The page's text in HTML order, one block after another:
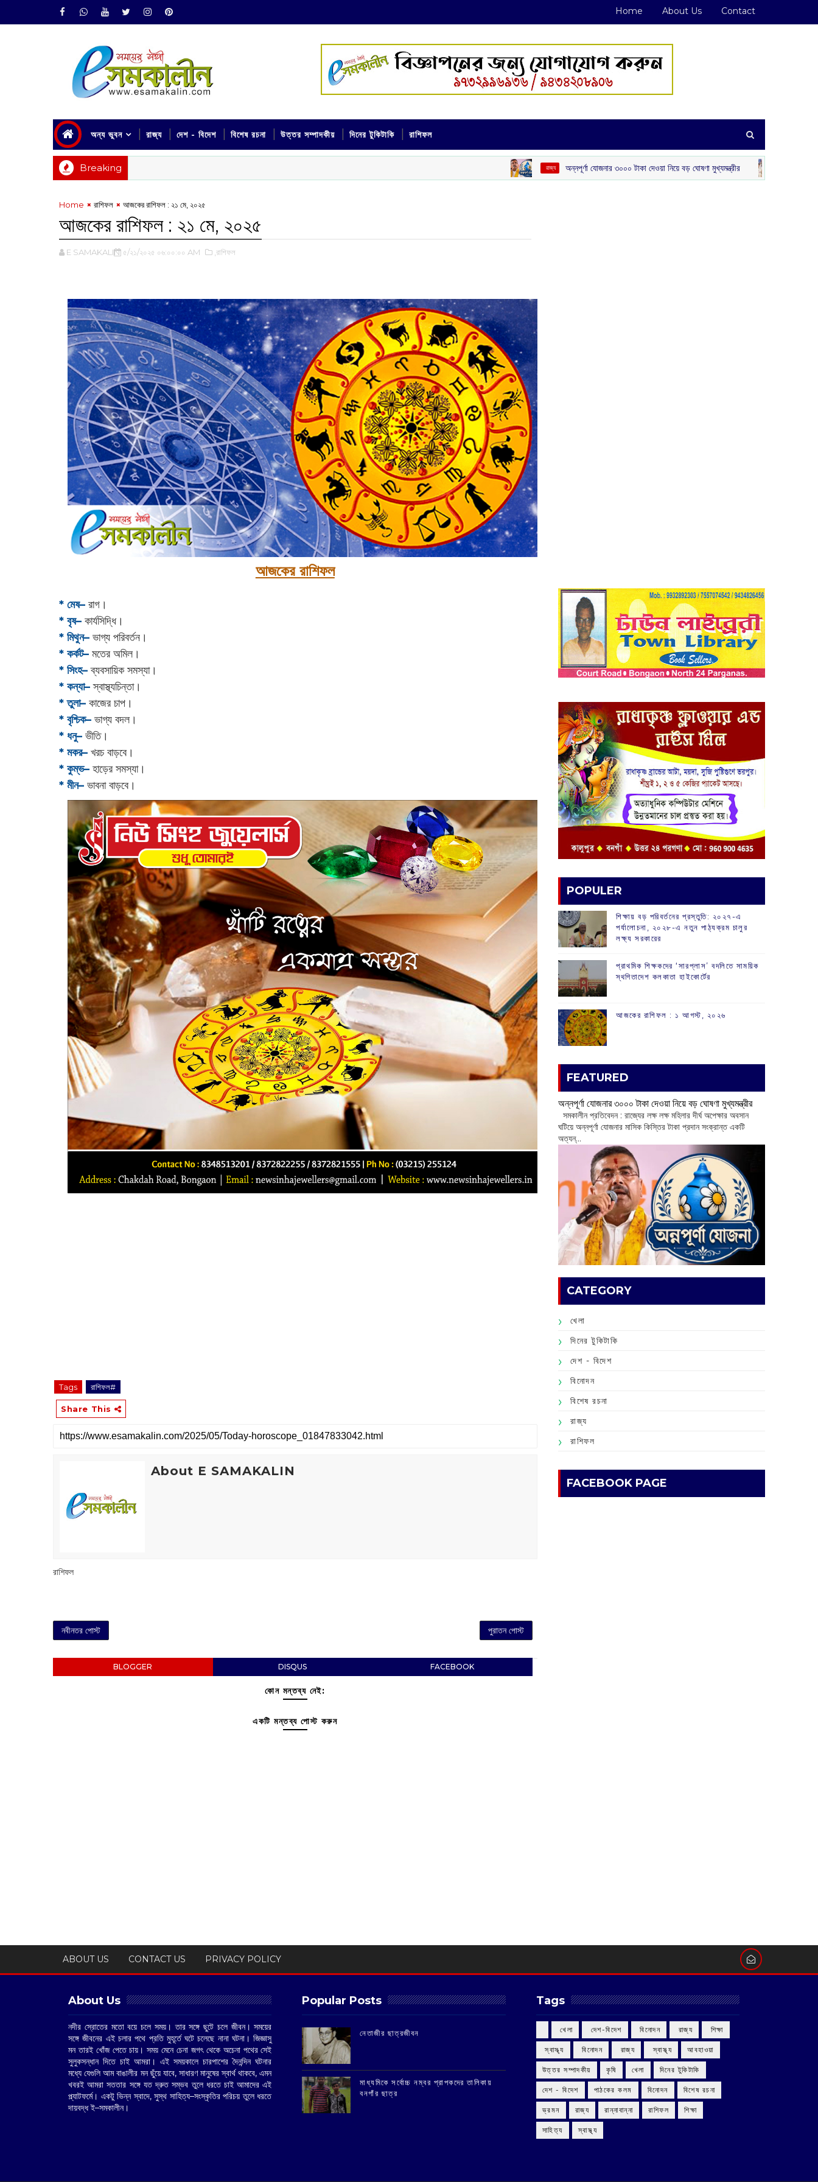
Home About Us Contact
অন্য ভুবন রাজ্য দেশ - বিদেশ বিশেষ রচনা উত্তর সম্পাদকীয় দিনের টুকিটাকি রাশিফল
Breaking ‌ রাজ্য অন্নপূর্ণা যোজনার ৩০০০ টাকা দেওয়া নিয়ে বড় ঘোষণা মুখ্যমন্ত্রীর খেলা
Home রাশিফল আজকের রাশিফল : ২১ মে, ২০২৫
আজকের রাশিফল : ২১ মে, ২০২৫
E SAMAKALIN ৫/২১/২০২৫ ০৬:০০:০০ AM ,রাশিফল
আজকের রাশিফল
* মেষ– রাগ।
* বৃষ– কার্যসিদ্ধি।
* মিথুন– ভাগ্য পরিবর্তন।
* কর্কট– মতের অমিল।
* সিংহ–ব্যবসায়িক সমস্যা।
* কন্যা–স্বাস্থ্যচিন্তা।
* তুলা– কাজের চাপ।
* বৃশ্চিক– ভাগ্য বদল।
* ধনু– ভীতি।
* মকর– খরচ বাড়বে।‌
* কুম্ভ– হাড়ের সমস্যা।
* মীন– ভাবনা বাড়বে।
Tags রাশিফল#
Share This
About E SAMAKALIN
রাশিফল
নবীনতর পোস্ট পুরাতন পোস্ট
BLOGGER DISQUS FACEBOOK
কোন মন্তব্য নেই:
একটি মন্তব্য পোস্ট করুন
POPULER
শিক্ষায় বড় পরিবর্তনের প্রস্তুতি: ২০২৭-এ
পর্যালোচনা, ২০২৮-এ নতুন পাঠ্যক্রম চালুর
লক্ষ্য সরকারের
প্রাথমিক শিক্ষকদের ‘সারপ্লাস’ বদলিতে সাময়িক
স্থগিতাদেশ কলকাতা হাইকোর্টের
আজকের রাশিফল :‌ ‌‌১ আগস্ট, ২০২৬
FEATURED
অন্নপূর্ণা যোজনার ৩০০০ টাকা দেওয়া নিয়ে বড় ঘোষণা মুখ্যমন্ত্রীর
সমকালীন প্রতিবেদন : রাজ্যের লক্ষ লক্ষ মহিলার দীর্ঘ অপেক্ষার অবসান
ঘটিয়ে অন্নপূর্ণা যোজনার মাসিক কিস্তির টাকা প্রদান সংক্রান্ত একটি
অত্যন্...
CATEGORY
খেলা
দিনের টুকিটাকি
দেশ - বিদেশ
বিনোদন
বিশেষ রচনা
রাজ্য
রাশিফল
FACEBOOK PAGE
ABOUT US CONTACT US PRIVACY POLICY
About Us
নদীর স্রোতের মতো বয়ে চলে সময়। তার সঙ্গে ছুটে চলে জীবন। সময়ের
সঙ্গে জীবনের এই চলার পথে প্রতি মুহূর্তে ঘটে চলেছে নানা ঘটনা। জিজ্ঞাসু
মন তারই খোঁজ পেতে চায়। সময় মেনে চেনা জগৎ থেকে অচেনা পথের সেই
সুলুকসন্ধান দিতে চাই আমরা। এই সময়কালে চারপাশের দৈনন্দিন ঘটনার
মধ্যে যেগুলি আম বাঙালীর মন ছুঁয়ে যাবে, সাধারণ মানুষের স্বার্থ থাকবে, এমন
খবরই আমরা সততার সঙ্গে যত দ্রুত সম্ভব তুলে ধরতে চাই আমাদের এই
প্ল্যাটফর্মে। একটু ভিন্ন স্বাদে, সুস্থ সাহিত্য–সংস্কৃতির পরিচয় তুলে ধরতে
দায়বদ্ধ ই–সমকালীন।
Popular Posts
‌নেতাজীর ছাত্রজীবন
মাধ্যমিকে সর্বোচ্চ নম্বর প্রাপকদের তালিকায়
বনগাঁর ছাত্র
Tags
‌ খেলা ‌ দেশ-বিদেশ ‌ বিনোদন ‌ রাজ্য ‌ শিক্ষা
‌ স্বাস্থ্য ‌ বিনোদন ‌ রাজ্য ‌ স্বাস্থ্য আবহাওয়া
উত্তর সম্পাদকীয় কৃষি খেলা দিনের টুকিটাকি
দেশ - বিদেশ পাঠকের কলম বিনোদন বিশেষ রচনা
ভ্রমন রাজ্য রান্নাবান্না রাশিফল শিক্ষা
সাহিত্য স্বাস্থ্য